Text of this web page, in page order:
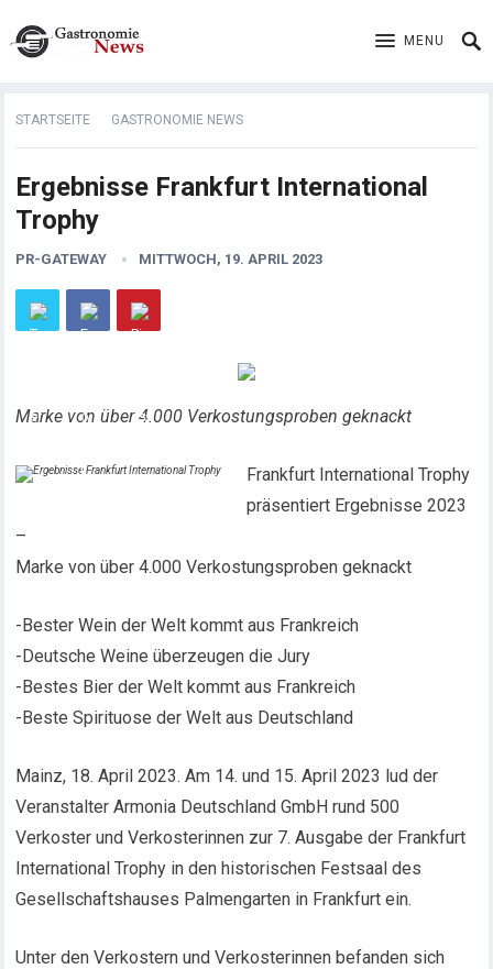
MENU
STARTSEITE GASTRONOMIE NEWS
Ergebnisse Frankfurt International
Trophy
PR-GATEWAY MITTWOCH, 19. APRIL 2023
Marke von über 4.000 Verkostungsproben geknackt
Frankfurt International Trophy
präsentiert Ergebnisse 2023
–
Marke von über 4.000 Verkostungsproben geknackt
-Bester Wein der Welt kommt aus Frankreich
-Deutsche Weine überzeugen die Jury
-Bestes Bier der Welt kommt aus Frankreich
-Beste Spirituose der Welt aus Deutschland
Mainz, 18. April 2023. Am 14. und 15. April 2023 lud der
Veranstalter Armonia Deutschland GmbH rund 500
Verkoster und Verkosterinnen zur 7. Ausgabe der Frankfurt
International Trophy in den historischen Festsaal des
Gesellschaftshauses Palmengarten in Frankfurt ein.
Unter den Verkostern und Verkosterinnen befanden sich